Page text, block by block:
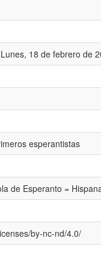
18 de febrero de
esperantistas
de Esperanto =
by-nc-nd/4.0/